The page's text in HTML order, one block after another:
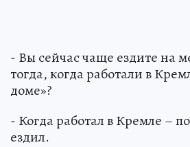
- Вы сейчас чаще ездите на
тогда, когда работали в
доме»?
- Когда работал в Кремле –
ездил.